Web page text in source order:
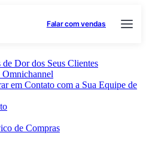
Falar com vendas
Dor dos Seus Clientes
Omnichannel
em Contato com a Sua Equipe de
de Compras